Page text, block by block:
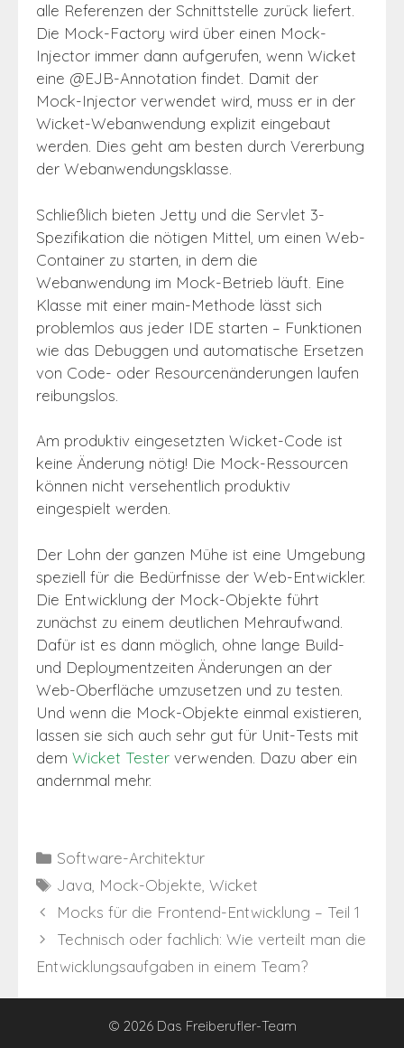
alle Referenzen der Schnittstelle zurück liefert.
Die Mock-Factory wird über einen Mock-
Injector immer dann aufgerufen, wenn Wicket
eine @EJB-Annotation findet. Damit der
Mock-Injector verwendet wird, muss er in der
Wicket-Webanwendung explizit eingebaut
werden. Dies geht am besten durch Vererbung
der Webanwendungsklasse.
Schließlich bieten Jetty und die Servlet 3-
Spezifikation die nötigen Mittel, um einen Web-
Container zu starten, in dem die
Webanwendung im Mock-Betrieb läuft. Eine
Klasse mit einer main-Methode lässt sich
problemlos aus jeder IDE starten – Funktionen
wie das Debuggen und automatische Ersetzen
von Code- oder Resourcenänderungen laufen
reibungslos.
Am produktiv eingesetzten Wicket-Code ist
keine Änderung nötig! Die Mock-Ressourcen
können nicht versehentlich produktiv
eingespielt werden.
Der Lohn der ganzen Mühe ist eine Umgebung
speziell für die Bedürfnisse der Web-Entwickler.
Die Entwicklung der Mock-Objekte führt
zunächst zu einem deutlichen Mehraufwand.
Dafür ist es dann möglich, ohne lange Build-
und Deploymentzeiten Änderungen an der
Web-Oberfläche umzusetzen und zu testen.
Und wenn die Mock-Objekte einmal existieren,
lassen sie sich auch sehr gut für Unit-Tests mit
dem Wicket Tester verwenden. Dazu aber ein
andernmal mehr.
Kategorien
Software-Architektur
Schlagwörter
Java Mock-Objekte ,Wicket
Mocks für die Frontend-Entwicklung – Teil 1
Technisch oder fachlich: Wie verteilt man die
Entwicklungsaufgaben in einem Team?
© 2026 Das Freiberufler-Team